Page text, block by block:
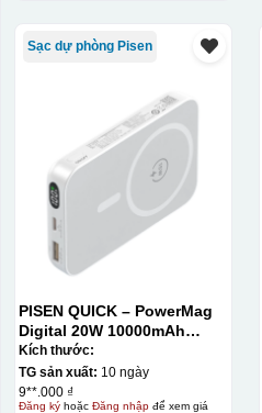
Sạc dự phòng Pisen
PISEN QUICK – PowerMag
Digital 20W 10000mAh
Power bank. White: 200pcs;
Blue: 200pcs
Kích thước:
TG sản xuất: 10 ngày
9**.000 ₫
Đăng kýhoặc Đăng nhậpđể xem giá